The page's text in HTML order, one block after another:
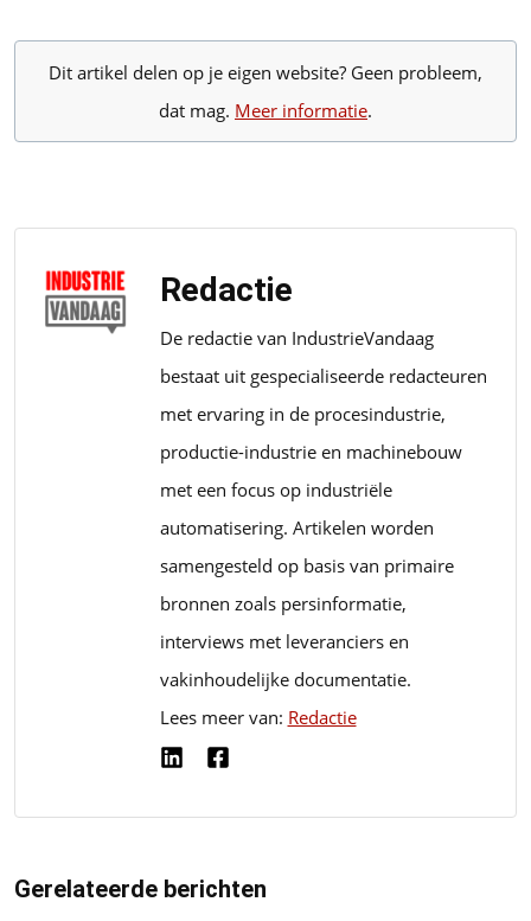
Dit artikel delen op je eigen website? Geen probleem,
dat mag. Meer informatie.
Redactie
De redactie van IndustrieVandaag
bestaat uit gespecialiseerde redacteuren
met ervaring in de procesindustrie,
productie-industrie en machinebouw
met een focus op industriële
automatisering. Artikelen worden
samengesteld op basis van primaire
bronnen zoals persinformatie,
interviews met leveranciers en
vakinhoudelijke documentatie.
Lees meer van: Redactie
Gerelateerde berichten